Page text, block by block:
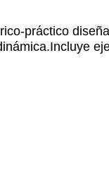
práctico